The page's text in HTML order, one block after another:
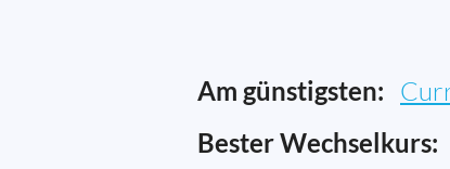
Am günstigsten:
Bester Wechselkurs: